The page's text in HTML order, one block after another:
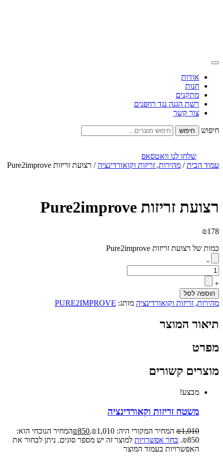
אודות
חנות
מתקנים
רשת הגנה נגד רחפנים
צור קשר
חיפוש
שלחו לנו וואטסאפ
עמוד הבית/ מהירות, זריזות וקואורדינציה/ רצועת זריזות Pure2improve
רצועת זריזות Pure2improve
₪178
כמות של רצועת זריזות Pure2improve
-
+
הוספה לסל
מהירות, זריזות וקואורדינציה מותג: PURE2IMPROVE
תיאור המוצר
מפרט
מוצרים קשורים
מבצע!
משטח זריזות וקאורדינציה
₪1,010 המחיר המקורי היה: ₪1,010. ₪850
המחיר הנוכחי הוא:
₪850. בחר אפשרויות למוצר זה יש מספר סוגים. ניתן לבחור את
האפשרויות בעמוד המוצר